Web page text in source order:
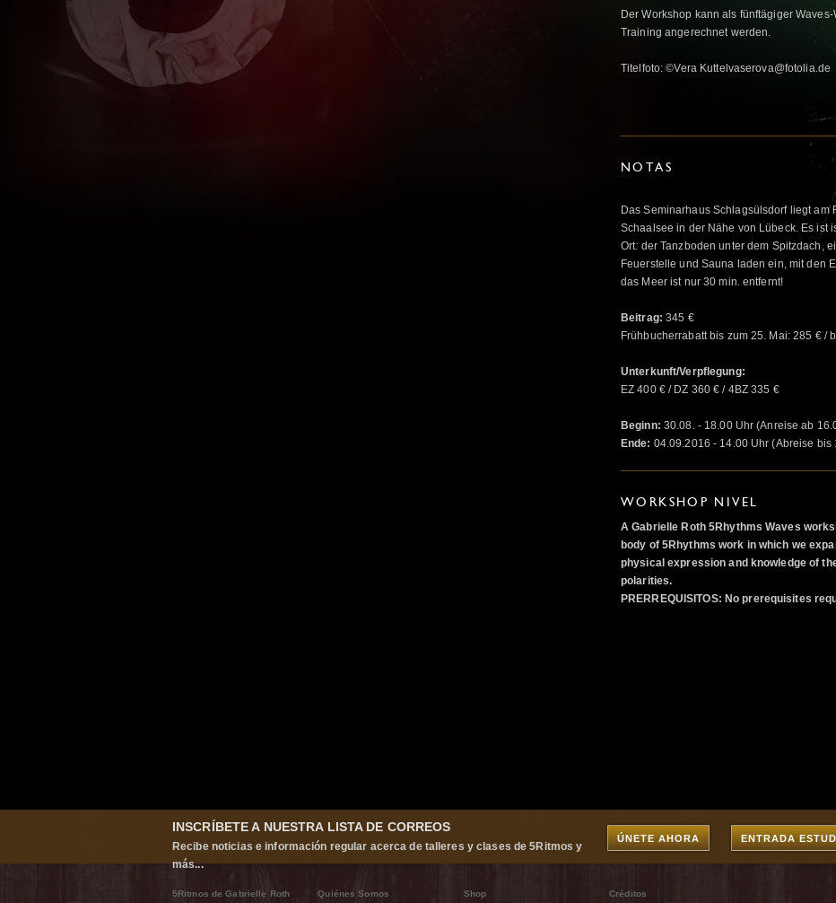
Der Workshop kann als fünftägiger
Training angerechnet werden.
Titelfoto: ©Vera Kuttelvaserova@fotolia.de
NOTAS
Das Seminarhaus Schlagsülsdorf liegt am
Schaalsee in der Nähe von Lübeck. Es ist
Ort: der Tanzboden unter dem Spitzdach,
Feuerstelle und Sauna laden ein, mit den
das Meer ist nur 30 min. entfernt!
Beitrag: 345 €
Frühbucherrabatt bis zum 25. Mai: 285 € /
Unterkunft/Verpflegung:
EZ 400 € / DZ 360 € / 4BZ 335 €
Beginn: 30.08. - 18.00 Uhr (Anreise ab
Ende: 04.09.2016 - 14.00 Uhr (Abreise bis
WORKSHOP NIVEL
A Gabrielle Roth 5Rhythms Waves
body of 5Rhythms work in which we
physical expression and knowledge of
polarities.
PRERREQUISITOS: No prerequisites
INSCRÍBETE A NUESTRA LISTA DE CORREOS
Recibe noticias e información regular acerca de talleres y clases de 5Ritmos y
más...
ÚNETE AHORA ENTRADA
5Ritmos de Gabrielle Roth Quiénes Somos Shop Créditos